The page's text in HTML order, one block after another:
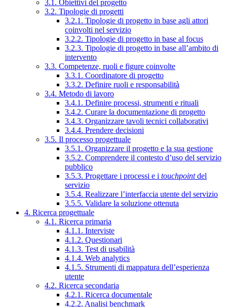
3.1. Obiettivi del progetto
3.2. Tipologie di progetti
3.2.1. Tipologie di progetto in base agli attori
coinvolti nel servizio
3.2.2. Tipologie di progetto in base al focus
3.2.3. Tipologie di progetto in base all’ambito di
intervento
3.3. Competenze, ruoli e figure coinvolte
3.3.1. Coordinatore di progetto
3.3.2. Definire ruoli e responsabilità
3.4. Metodo di lavoro
3.4.1. Definire processi, strumenti e rituali
3.4.2. Curare la documentazione di progetto
3.4.3. Organizzare tavoli tecnici collaborativi
3.4.4. Prendere decisioni
3.5. Il processo progettuale
3.5.1. Organizzare il progetto e la sua gestione
3.5.2. Comprendere il contesto d’uso del servizio
pubblico
3.5.3. Progettare i processi e i touchpointdel
servizio
3.5.4. Realizzare l’interfaccia utente del servizio
3.5.5. Validare la soluzione ottenuta
4. Ricerca progettuale
4.1. Ricerca primaria
4.1.1. Interviste
4.1.2. Questionari
4.1.3. Test di usabilità
4.1.4. Web analytics
4.1.5. Strumenti di mappatura dell’esperienza
utente
4.2. Ricerca secondaria
4.2.1. Ricerca documentale
4.2.2. Analisi benchmark